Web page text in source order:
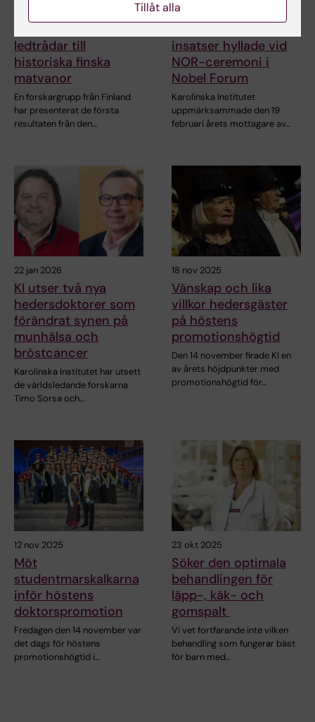
ledtrådar till
historiska finska
matvanor
En forskargrupp från Finland
har presenterat de första
resultaten från den…
1 mar 2026
insatser hyllade vid
NOR-ceremoni i
Nobel Forum
Karolinska Institutet
uppmärksammade den 19
februari årets mottagare av…
22 jan 2026
KI utser två nya
hedersdoktorer som
förändrat synen på
munhälsa och
bröstcancer
Karolinska Institutet har utsett
de världsledande forskarna
Timo Sorsa och…
18 nov 2025
Vänskap och lika
villkor hedersgäster
på höstens
promotionshögtid
Den 14 november firade KI en
av årets höjdpunkter med
promotionshögtid för…
12 nov 2025
Möt
studentmarskalkarna
inför höstens
doktorspromotion
Fredagen den 14 november var
det dags för höstens
promotionshögtid i…
23 okt 2025
Söker den optimala
behandlingen för
läpp-, käk- och
gomspalt
Vi vet fortfarande inte vilken
behandling som fungerar bäst
för barn med…
Tillåt alla